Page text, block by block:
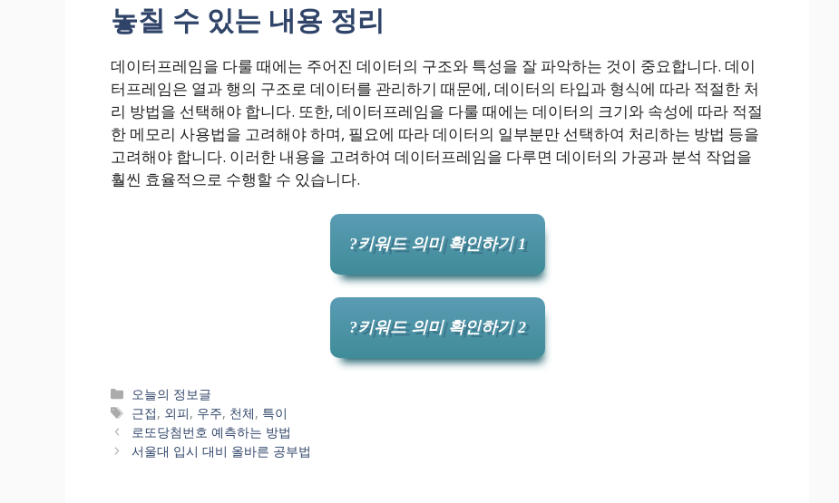
놓칠 수 있는 내용 정리
데이터프레임을 다룰 때에는 주어진 데이터의 구조와 특성을 잘 파악하는 것이 중요합니다. 데이
터프레임은 열과 행의 구조로 데이터를 관리하기 때문에, 데이터의 타입과 형식에 따라 적절한 처
리 방법을 선택해야 합니다. 또한, 데이터프레임을 다룰 때에는 데이터의 크기와 속성에 따라 적절
한 메모리 사용법을 고려해야 하며, 필요에 따라 데이터의 일부분만 선택하여 처리하는 방법 등을
고려해야 합니다. 이러한 내용을 고려하여 데이터프레임을 다루면 데이터의 가공과 분석 작업을
훨씬 효율적으로 수행할 수 있습니다.
?키워드 의미 확인하기 1
?키워드 의미 확인하기 2
카
테
고
리
오늘의 정보글
태
그
근접, 외피, 우주, 천체, 특이
로또당첨번호 예측하는 방법
서울대 입시 대비 올바른 공부법